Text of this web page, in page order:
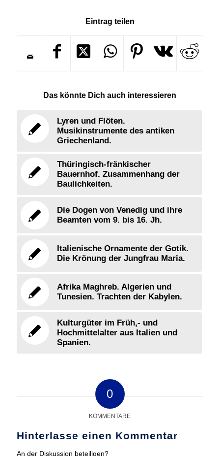
Eintrag teilen
Das könnte Dich auch interessieren
Lyren und Flöten.
Musikinstrumente des antiken
Griechenland.
Thüringisch-fränkischer
Bauernhof. Zusammenhang der
Baulichkeiten.
Die Dogen von Venedig und ihre
Beamten vom 9. bis 16. Jh.
Italienische Ornamente der Gotik.
Die Krönung der Jungfrau Maria.
Afrika Maghreb. Algerien und
Tunesien. Trachten der Kabylen.
Kulturgüter im Früh,- und
Hochmittelalter aus Italien und
Spanien.
0
KOMMENTARE
Hinterlasse einen Kommentar
An der Diskussion beteiligen?